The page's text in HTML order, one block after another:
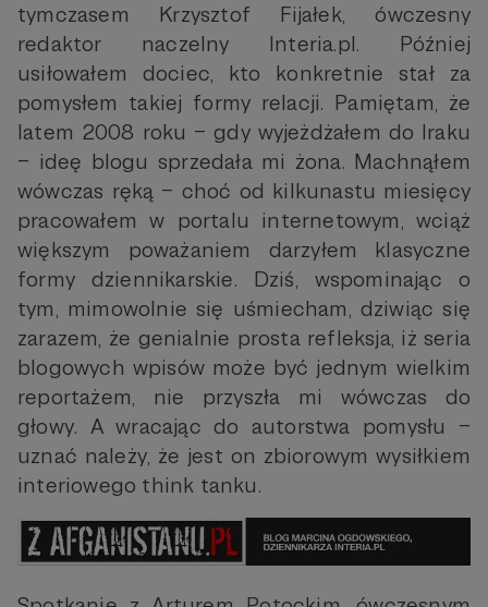
tymczasem Krzysztof Fijałek, ówczesny
redaktor naczelny Interia.pl. Później
usiłowałem dociec, kto konkretnie stał za
pomysłem takiej formy relacji. Pamiętam, że
latem 2008 roku – gdy wyjeżdżałem do Iraku
– ideę blogu sprzedała mi żona. Machnąłem
wówczas ręką – choć od kilkunastu miesięcy
pracowałem w portalu internetowym, wciąż
większym poważaniem darzyłem klasyczne
formy dziennikarskie. Dziś, wspominając o
tym, mimowolnie się uśmiecham, dziwiąc się
zarazem, że genialnie prosta refleksja, iż seria
blogowych wpisów może być jednym wielkim
reportażem, nie przyszła mi wówczas do
głowy. A wracając do autorstwa pomysłu –
uznać należy, że jest on zbiorowym wysiłkiem
interiowego think tanku.